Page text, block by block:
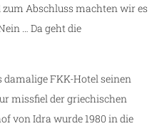
Abschluss machten wir es
… Da geht die
damalige FKK-Hotel seinen
missfiel der griechischen
von Idra wurde 1980 in die